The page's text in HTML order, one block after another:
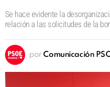
Se hace evidente la
relación a las solicitudes de la
por Comunicación